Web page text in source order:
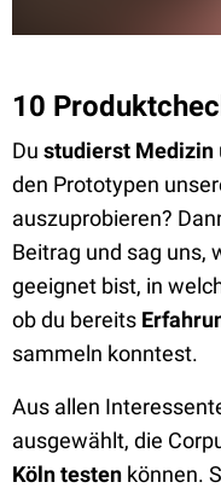
10
Du studierst Medizin
den Prototypen
auszuprobieren?
Beitrag und sag uns,
geeignet bist, in
ob du bereits
sammeln konntest.
Aus allen
ausgewählt, die
Köln testen können.